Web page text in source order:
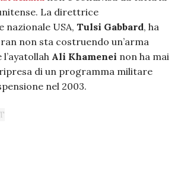
La direttrice
nazionale USA, Tulsi Gabbard, ha
non sta costruendo un’arma
l’ayatollah Ali Khamenei non ha mai
di un programma militare
nel 2003.